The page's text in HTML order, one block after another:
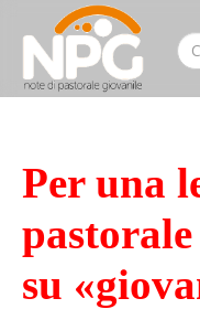
Per una
su